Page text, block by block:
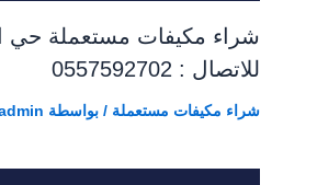
شراء مكيفات مستعملة حي
للاتصال : 0557592702
شراء مكيفات مستعملة / بواسطة